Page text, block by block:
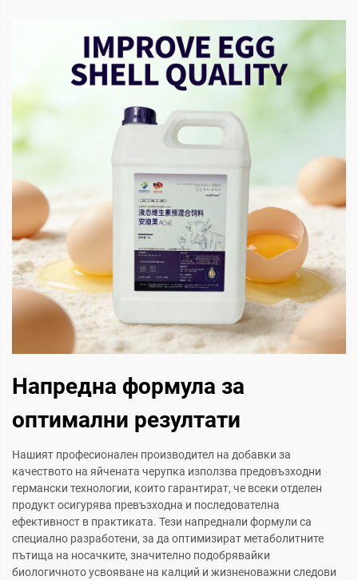
Напредна формула за
оптимални резултати
Нашият професионален производител на добавки за
качеството на яйчената черупка използва предовъзходни
германски технологии, които гарантират, че всеки отделен
продукт осигурява превъзходна и последователна
ефективност в практиката. Тези напреднали формули са
специално разработени, за да оптимизират метаболитните
пътища на носачките, значително подобрявайки
биологичното усвояване на калций и жизненоважни следови